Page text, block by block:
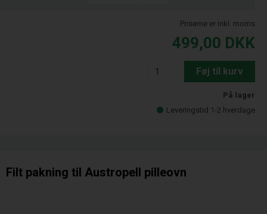
Priserne er inkl. moms
499,00 DKK
Føj til kurv
På lager
Leveringstid 1-2 hverdage
Filt pakning til Austropell pilleovn